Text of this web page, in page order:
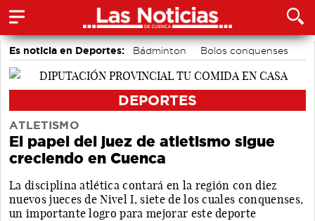
Es noticia en Deportes: Bádminton
Bolos conquenses
Área de Deportes
DEPORTES
ATLETISMO
El papel del juez de atletismo sigue
creciendo en Cuenca
La disciplina atlética contará en la región con diez
nuevos jueces de Nivel I, siete de los cuales conquenses,
un importante logro para mejorar este deporte